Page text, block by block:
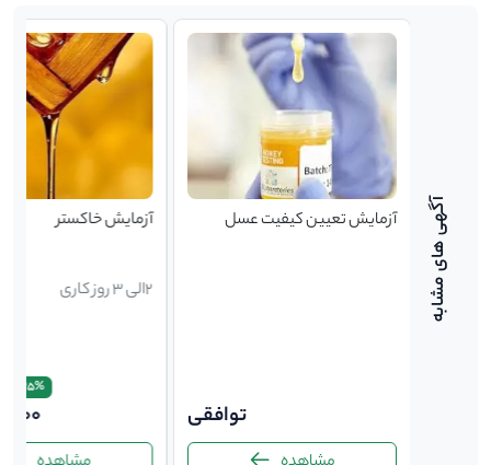
گلوکز آزمایش تعیین کیفیت عسل
توافقی
آزمایش خاکستر
2الی 3 روز کاری
25%